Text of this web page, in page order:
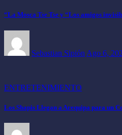
“La Mosca Tse Tse y “Los amigos
Sebastian Sipión Ago 6,
ENTRETENIMIENTO
Los Shapis Llegan a Arequipa para un